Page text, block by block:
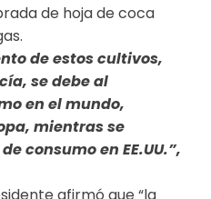
de hoja de coca
de estos cultivos,
se debe al
en el mundo,
mientras se
consumo en EE.UU.”,